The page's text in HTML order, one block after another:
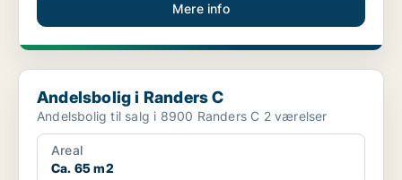
Mere info
Andelsbolig i Randers C
Andelsbolig i Randers C
Andelsbolig til salg i 8900 Randers C 2 værelser
Areal
Ca. 65 m2